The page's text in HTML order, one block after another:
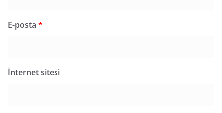
E-posta *
İnternet sitesi